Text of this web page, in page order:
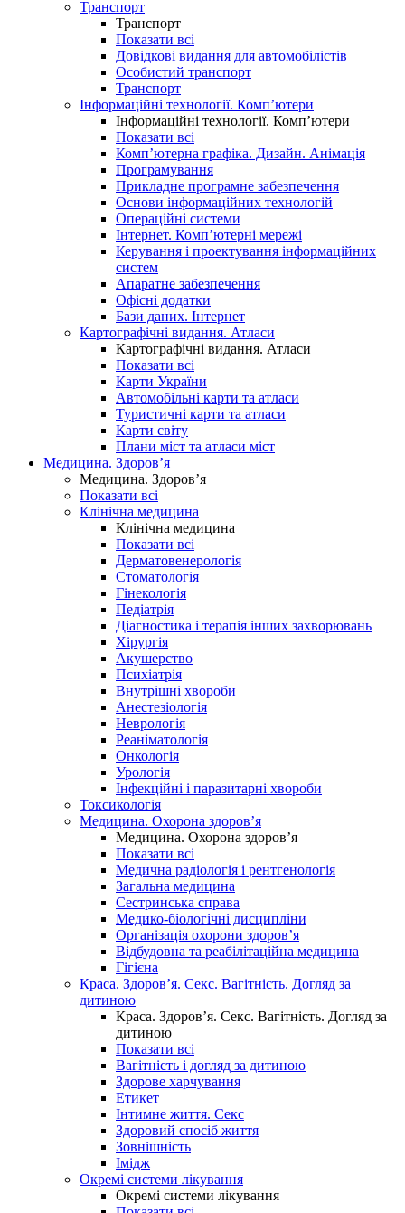
Транспорт
Транспорт
Показати всі
Довідкові видання для автомобілістів
Особистий транспорт
Транспорт
Інформаційні технології. Комп’ютери
Інформаційні технології. Комп’ютери
Показати всі
Комп’ютерна графіка. Дизайн. Анімація
Програмування
Прикладне програмне забезпечення
Основи інформаційних технологій
Операційні системи
Інтернет. Комп’ютерні мережі
Керування і проектування інформаційних
систем
Апаратне забезпечення
Офісні додатки
Бази даних. Інтернет
Картографічні видання. Атласи
Картографічні видання. Атласи
Показати всі
Карти України
Автомобільні карти та атласи
Туристичні карти та атласи
Карти світу
Плани міст та атласи міст
Медицина. Здоров’я
Медицина. Здоров’я
Показати всі
Клінічна медицина
Клінічна медицина
Показати всі
Дерматовенерологія
Стоматологія
Гінекологія
Педіатрія
Діагностика і терапія інших захворювань
Хірургія
Акушерство
Психіатрія
Внутрішні хвороби
Анестезіологія
Неврологія
Реаніматологія
Онкологія
Урологія
Інфекційні і паразитарні хвороби
Токсикологія
Медицина. Охорона здоров’я
Медицина. Охорона здоров’я
Показати всі
Медична радіологія і рентгенологія
Загальна медицина
Сестринська справа
Медико-біологічні дисципліни
Організація охорони здоров’я
Відбудовна та реабілітаційна медицина
Гігієна
Краса. Здоров’я. Секс. Вагітність. Догляд за
дитиною
Краса. Здоров’я. Секс. Вагітність. Догляд за
дитиною
Показати всі
Вагітність і догляд за дитиною
Здорове харчування
Етикет
Інтимне життя. Секс
Здоровий спосіб життя
Зовнішність
Імідж
Окремі системи лікування
Окремі системи лікування